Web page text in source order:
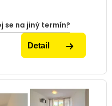
se na jiný termín?
Detail